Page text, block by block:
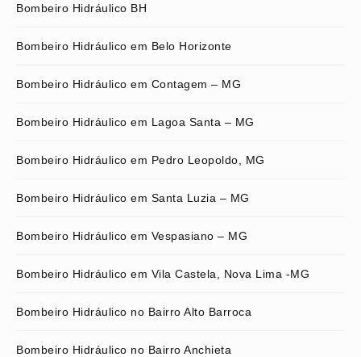
Bombeiro Hidráulico BH
Bombeiro Hidráulico em Belo Horizonte
Bombeiro Hidráulico em Contagem – MG
Bombeiro Hidráulico em Lagoa Santa – MG
Bombeiro Hidráulico em Pedro Leopoldo, MG
Bombeiro Hidráulico em Santa Luzia – MG
Bombeiro Hidráulico em Vespasiano – MG
Bombeiro Hidráulico em Vila Castela, Nova Lima -MG
Bombeiro Hidráulico no Bairro Alto Barroca
Bombeiro Hidráulico no Bairro Anchieta